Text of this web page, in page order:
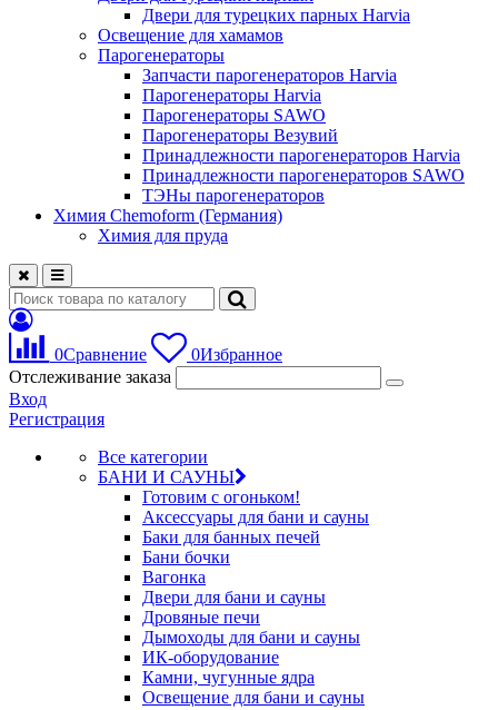
Двери для турецких парных Harvia
Освещение для хамамов
Парогенераторы
Запчасти парогенераторов Harvia
Парогенераторы Harvia
Парогенераторы SAWO
Парогенераторы Везувий
Принадлежности парогенераторов Harvia
Принадлежности парогенераторов SAWO
ТЭНы парогенераторов
Химия Chemoform (Германия)
Химия для пруда
0Сравнение 0Избранное
Отслеживание заказа
Вход
Регистрация
Все категории
БАНИ И САУНЫ
Готовим с огоньком!
Аксессуары для бани и сауны
Баки для банных печей
Бани бочки
Вагонка
Двери для бани и сауны
Дровяные печи
Дымоходы для бани и сауны
ИК-оборудование
Камни, чугунные ядра
Освещение для бани и сауны